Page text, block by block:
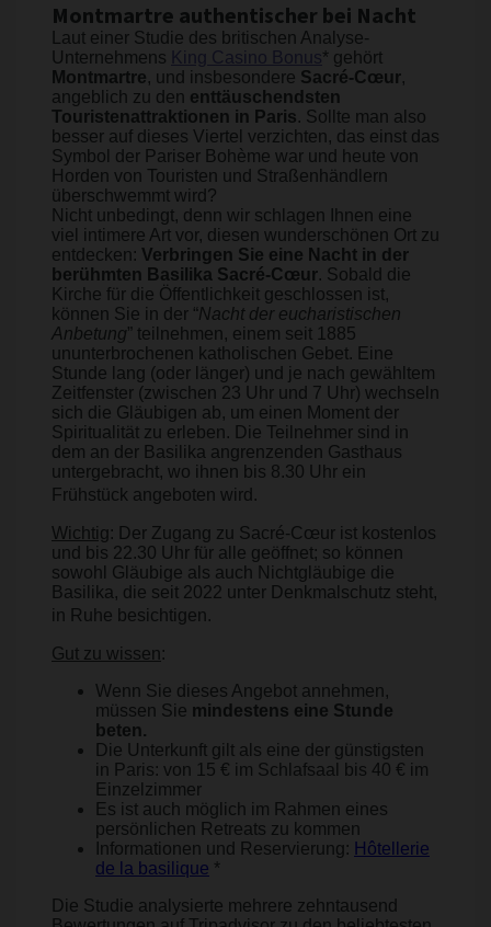
Montmartre authentischer bei Nacht
Laut einer Studie des britischen Analyse-
Unternehmens King Casino Bonus* gehört
Montmartre, und insbesondere Sacré-Cœur,
angeblich zu den enttäuschendsten
Touristenattraktionen in Paris. Sollte man also
besser auf dieses Viertel verzichten, das einst das
Symbol der Pariser Bohème war und heute von
Horden von Touristen und Straßenhändlern
überschwemmt wird?
Nicht unbedingt, denn wir schlagen Ihnen eine
viel intimere Art vor, diesen wunderschönen Ort zu
entdecken: Verbringen Sie eine Nacht in der
berühmten Basilika Sacré-Cœur. Sobald die
Kirche für die Öffentlichkeit geschlossen ist,
können Sie in der “Nacht der eucharistischen
Anbetung” teilnehmen, einem seit 1885
ununterbrochenen katholischen Gebet. Eine
Stunde lang (oder länger) und je nach gewähltem
Zeitfenster (zwischen 23 Uhr und 7 Uhr) wechseln
sich die Gläubigen ab, um einen Moment der
Spiritualität zu erleben. Die Teilnehmer sind in
dem an der Basilika angrenzenden Gasthaus
untergebracht, wo ihnen bis 8.30 Uhr ein
Frühstück angeboten wird.
Wichtig: Der Zugang zu Sacré-Cœur ist kostenlos
und bis 22.30 Uhr für alle geöffnet; so können
sowohl Gläubige als auch Nichtgläubige die
Basilika, die seit 2022 unter Denkmalschutz steht,
in Ruhe besichtigen.
Gut zu wissen:
Wenn Sie dieses Angebot annehmen,
müssen Sie mindestens eine Stunde
beten.
Die Unterkunft gilt als eine der günstigsten
in Paris: von 15 € im Schlafsaal bis 40 € im
Einzelzimmer
Es ist auch möglich im Rahmen eines
persönlichen Retreats zu kommen
Informationen und Reservierung: Hôtellerie
de la basilique *
Die Studie analysierte mehrere zehntausend